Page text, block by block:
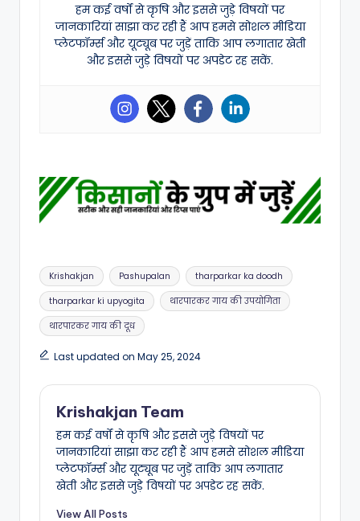
हम कई वर्षों से कृषि और इससे जुड़े विषयों पर
जानकारियां साझा कर रही हैं आप हमसे सोशल मीडिया
प्लेटफॉर्म्स और यूट्यूब पर जुड़ें ताकि आप लगातार खेती
और इससे जुड़े विषयों पर अपडेट रह सकें.
Tags:
Krishakjan Pashupalan tharparkar ka doodh
tharparkar ki upyogita थारपारकर गाय की उपयोगिता
थारपारकर गाय की दूध
Last updated on May 25, 2024
Krishakjan Team
हम कई वर्षों से कृषि और इससे जुड़े विषयों पर
जानकारियां साझा कर रही हैं आप हमसे सोशल मीडिया
प्लेटफॉर्म्स और यूट्यूब पर जुड़ें ताकि आप लगातार
खेती और इससे जुड़े विषयों पर अपडेट रह सकें.
View All Posts